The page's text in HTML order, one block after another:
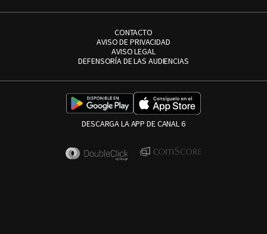
CONTACTO
AVISO DE PRIVACIDAD
AVISO LEGAL
DEFENSORÍA DE LAS AUDIENCIAS
DESCARGA LA APP DE CANAL 6